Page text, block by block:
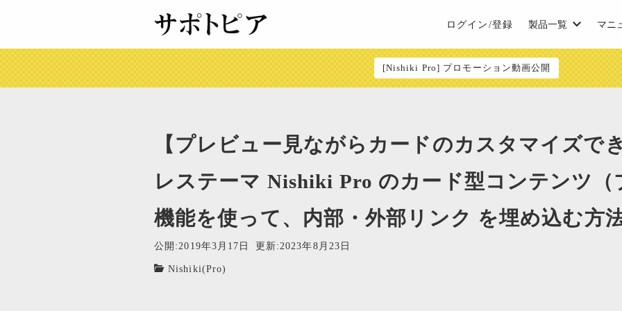
ログイン/登録 製品一覧 マニ
[Nishiki Pro] プロモーション動画公開
【プレビュー見ながらカードのカスタマイズで
レステーマ Nishiki Pro のカード型コンテンツ（
機能を使って、内部・外部リンク を埋め込む方
公開:2019年3月17日 更新:2023年8月23日
Nishiki(Pro)